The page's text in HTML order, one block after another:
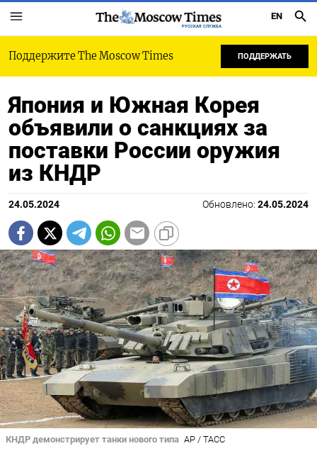
РУССКАЯ СЛУЖБА
EN
Поддержите The Moscow Times ПОДДЕРЖАТЬ
Япония и Южная Корея
объявили о санкциях за
поставки России оружия
из КНДР
24.05.2024 Обновлено: 24.05.2024
КНДР демонстрирует танки нового типа AP / ТАСС